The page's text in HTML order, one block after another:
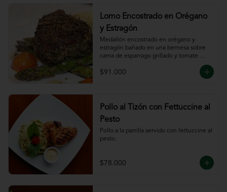
Lomo Encostrado en Orégano
y Estragón
Medallón encostrado en orégano y
estragón bañado en una bernesa sobre
cama de esparrago grillado y tomate
$91.000
Pollo al Tizón con Fettuccine al
Pesto
Pollo a la parrilla servido con fettuccine al
pesto.
$78.000